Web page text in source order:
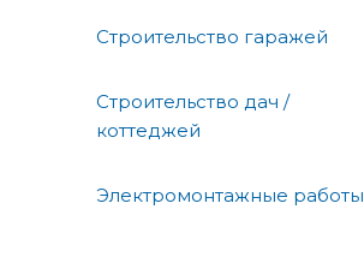
Строительство гаражей
Строительство дач /
коттеджей
Электромонтажные работы